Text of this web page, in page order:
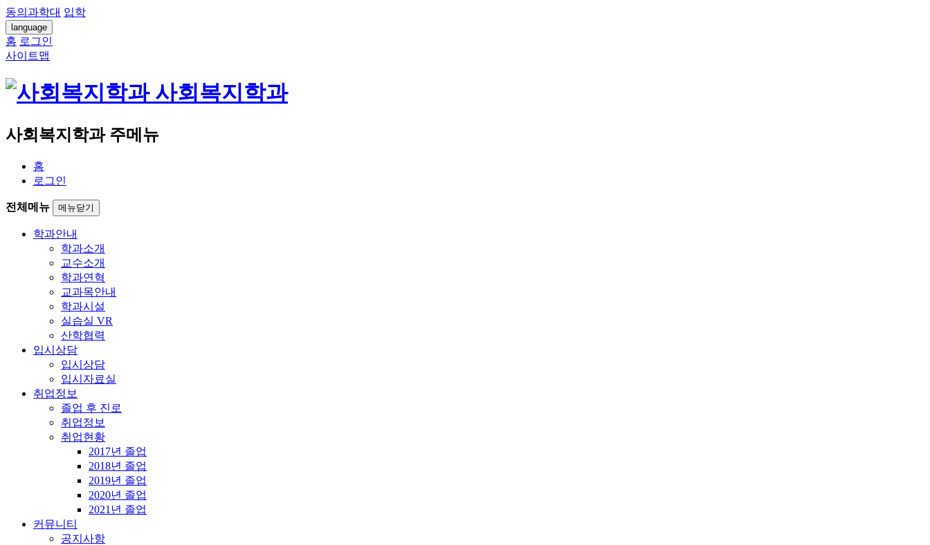
동의과학대 입학
language
홈 로그인
사이트맵
사회복지학과
사회복지학과 주메뉴
홈
로그인
전체메뉴 메뉴닫기
학과안내
학과소개
교수소개
학과연혁
교과목안내
학과시설
실습실 VR
산학협력
입시상담
입시상담
입시자료실
취업정보
졸업 후 진로
취업정보
취업현황
2017년 졸업
2018년 졸업
2019년 졸업
2020년 졸업
2021년 졸업
커뮤니티
공지사항